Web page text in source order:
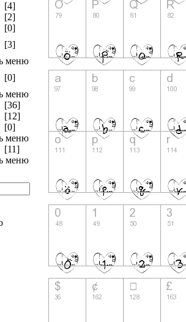
[4]
[2]
[0]
[3]
[0]
[36]
[12]
[0]
[11]